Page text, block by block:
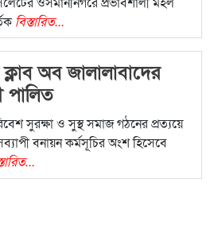
বিস্তারিত...
অব জালালাবাদের
পালিত
সুরক্ষা ও সুস্থ সমাজ গঠনের প্রত্যয়ে
বনায়ন কর্মসূচির অংশ হিসেবে